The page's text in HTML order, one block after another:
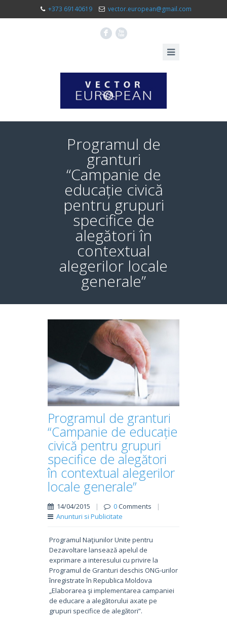
+373 69140619 vector.european@gmail.com
F X
Programul de
granturi
“Campanie de
educație civică
pentru grupuri
specifice de
alegători în
contextual
alegerilor locale
generale”
Programul de granturi
“Campanie de educație
civică pentru grupuri
specifice de alegători
în contextual alegerilor
locale generale”
14/04/2015 | 0Comments
|
Anunturi si Publicitate
Programul Naţiunilor Unite pentru
Dezavoltare lansează apelul de
exprimare a interesului cu privire la
Programul de Granturi deschis ONG-urilor
înregistrate în Republica Moldova
„Elaborarea şi implementarea campaniei
de educare a alegătorului axate pe
grupuri specifice de alegători”.